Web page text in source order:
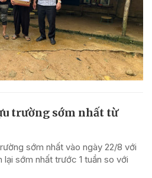
trường sớm nhất từ
sớm nhất vào ngày 22/8 với
lại sớm nhất trước 1 tuần so với